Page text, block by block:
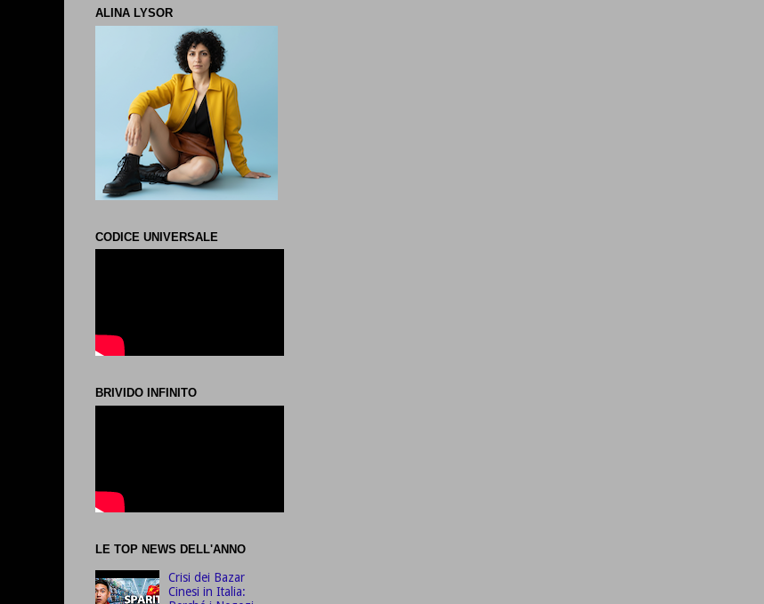
ALINA LYSOR
CODICE UNIVERSALE
BRIVIDO INFINITO
LE TOP NEWS DELL'ANNO
Crisi dei Bazar
Cinesi in Italia: